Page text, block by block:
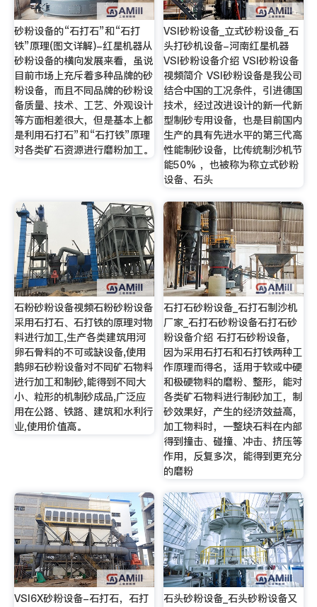
砂粉设备的“石打石”和“石打
铁”原理(图文详解)-红星机器从
砂粉设备的横向发展来看，虽说
目前市场上充斥着多种品牌的砂
粉设备，而且不同品牌的砂粉设
备质量、技术、工艺、外观设计
等方面相差很大，但是基本上都
是利用石打石”和“石打铁”原理
对各类矿石资源进行磨粉加工。
VSI砂粉设备_立式砂粉设备_石
头打砂机设备-河南红星机器
VSI砂粉设备介绍 VSI砂粉设备
视频简介 VSI砂粉设备是我公司
结合中国的工况条件，引进德国
技术，经过改进设计的新一代新
型制砂专用设备，也是目前国内
生产的具有先进水平的第三代高
性能制砂设备，比传统制沙机节
能50% ，也被称为称立式砂粉
设备、石头
石粉砂粉设备视频石粉砂粉设备
采用石打石、石打铁的原理对物
料进行加工,生产各类建筑用河
卵石骨料的不可或缺设备,使用
鹅卵石砂粉设备对不同矿石物料
进行加工和制砂,能得到不同大
小、粒形的机制砂成品,广泛应
用在公路、铁路、建筑和水利行
业,使用价值高。
石打石砂粉设备_石打石制沙机
厂家_石打石砂粉设备石打石砂
粉设备介绍 石打石砂粉设备，
因为采用石打石和石打铁两种工
作原理而得名，适用于软或中硬
和极硬物料的磨粉、整形，能对
各类矿石物料进行制砂加工，制
砂效果好，产生的经济效益高，
加工物料时，一整块石料在内部
得到撞击、碰撞、冲击、挤压等
作用，反复多次，能得到更充分
的磨粉
VSI6X砂粉设备-石打石，石打
石头砂粉设备_石头砂粉设备又